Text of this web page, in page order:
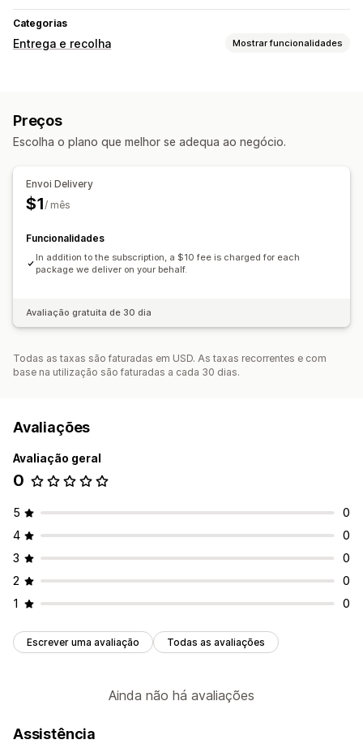
Categorias
Entrega e recolha Mostrar funcionalidades
Planeamento do itinerário
Etiquetas de envio
Passeio
Notificações por e-mail ETA
Rastreio do condutor
Páginas de rastreio Otimização de itinerários
Preços
Escolha o plano que melhor se adequa ao negócio.
Envoi Delivery
$1/ mês
Funcionalidades
In addition to the subscription, a $10 fee is charged for each
package we deliver on your behalf.
Avaliação gratuita de 30 dia
Todas as taxas são faturadas em USD. As taxas recorrentes e com
base na utilização são faturadas a cada 30 dias.
Avaliações
Avaliação geral
0
5
0
4
0
3
0
2
0
1
0
Escrever uma avaliação Todas as avaliações
Ainda não há avaliações
Assistência